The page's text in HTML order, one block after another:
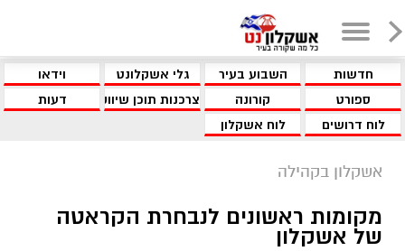
חדשות השבוע בעיר גלי אשקלונט
וידאו
ספורט
קורונה צרכנות תוכן שיווקי
דעות
לוח דרושים
לוח אשקלון
אשקלון בקהילה
מקומות ראשונים לנבחרת הקראטה
של אשקלון